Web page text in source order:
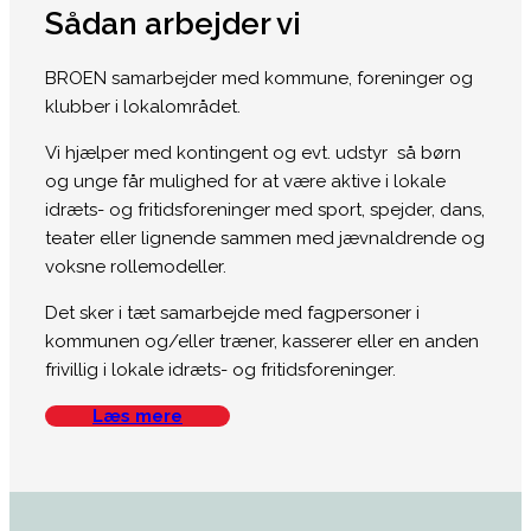
Sådan arbejder vi
BROEN samarbejder med kommune, foreninger og
klubber i lokalområdet.
Vi hjælper med kontingent og evt. udstyr så børn
og unge får mulighed for at være aktive i lokale
idræts- og fritidsforeninger med sport, spejder, dans,
teater eller lignende sammen med jævnaldrende og
voksne rollemodeller.
Det sker i tæt samarbejde med fagpersoner i
kommunen og/eller træner, kasserer eller en anden
frivillig i lokale idræts- og fritidsforeninger.
Læs mere